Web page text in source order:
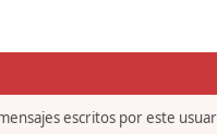
escritos por este